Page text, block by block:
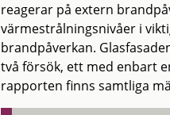
reagerar på extern
värmestrålningsnivåer i
brandpåverkan.
två försök, ett med enbart
rapporten finns samtliga